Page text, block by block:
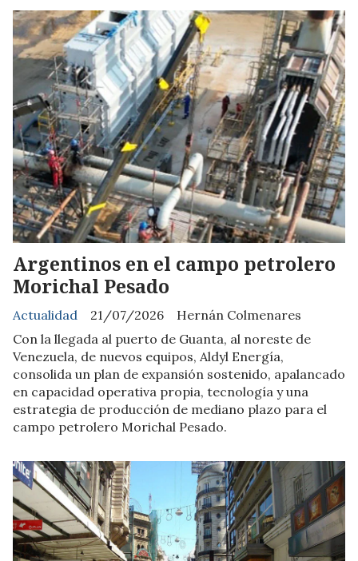
Argentinos en el campo petrolero
Morichal Pesado
Hernán Colmenares
Actualidad
21/07/2026
Con la llegada al puerto de Guanta, al noreste de
Venezuela, de nuevos equipos, Aldyl Energía,
consolida un plan de expansión sostenido, apalancado
en capacidad operativa propia, tecnología y una
estrategia de producción de mediano plazo para el
campo petrolero Morichal Pesado.